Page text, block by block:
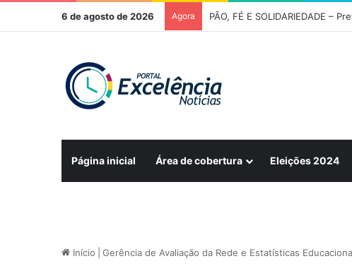
6 de agosto de 2026 Agora
Página inicial Área de cobertura Eleições 2024
Início Gerência de Avaliação da Rede e Estatísticas